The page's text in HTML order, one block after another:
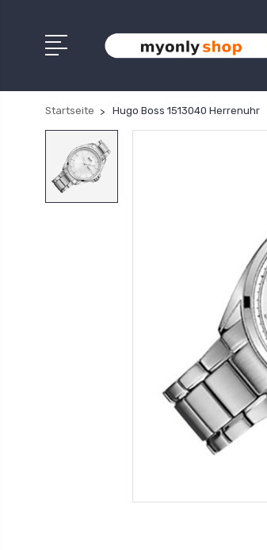
Startseite Hugo Boss 1513040 Herrenuhr